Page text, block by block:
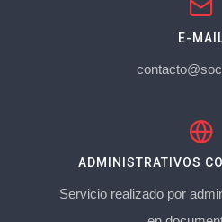
E-
ADMINISTRATIVOS
Servicio realizado por